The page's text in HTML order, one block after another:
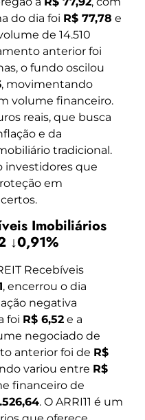
do dia foi R$ 77,78 e
de 14.510
anterior foi
o fundo oscilou
, movimentando
volume financeiro.
reais, que busca
e da
tradicional.
investidores que
em
Imobiliários
↓0,91%
Recebíveis
, encerrou o dia
negativa
foi R$ 6,52 e a
negociado de
anterior foi de R$
variou entre R$
financeiro de
. O ARRI11 é um